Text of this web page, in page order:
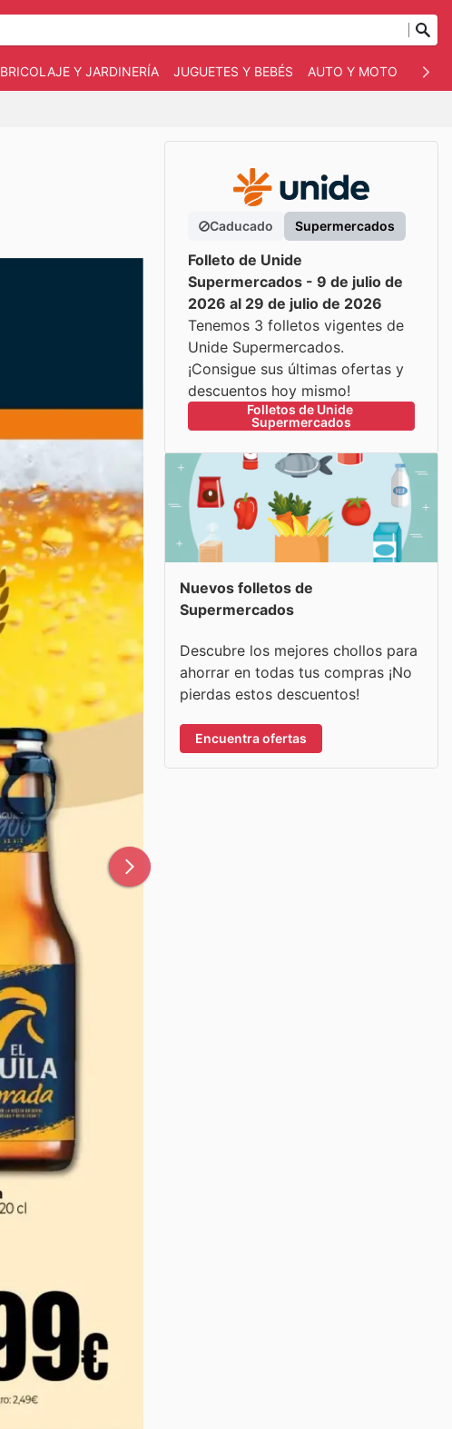
BRICOLAJE Y JARDINERÍA JUGUETES Y BEBÉS AUTO Y MOTO
Caducado Supermercados
Folleto de Unide
Supermercados - 9 de julio de
2026 al 29 de julio de 2026
Tenemos 3 folletos vigentes de
Unide Supermercados.
¡Consigue sus últimas ofertas y
descuentos hoy mismo!
Folletos de Unide
Supermercados
Nuevos folletos de
Supermercados
Descubre los mejores chollos para
ahorrar en todas tus compras ¡No
pierdas estos descuentos!
Encuentra ofertas